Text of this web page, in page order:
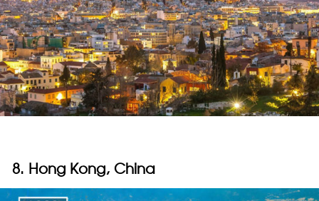
8. Hong Kong, China